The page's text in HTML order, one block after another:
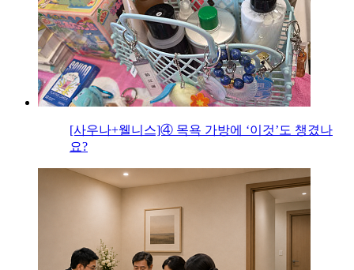
[사우나+웰니스]④ 목욕 가방에 ‘이것’도 챙겼나
요?